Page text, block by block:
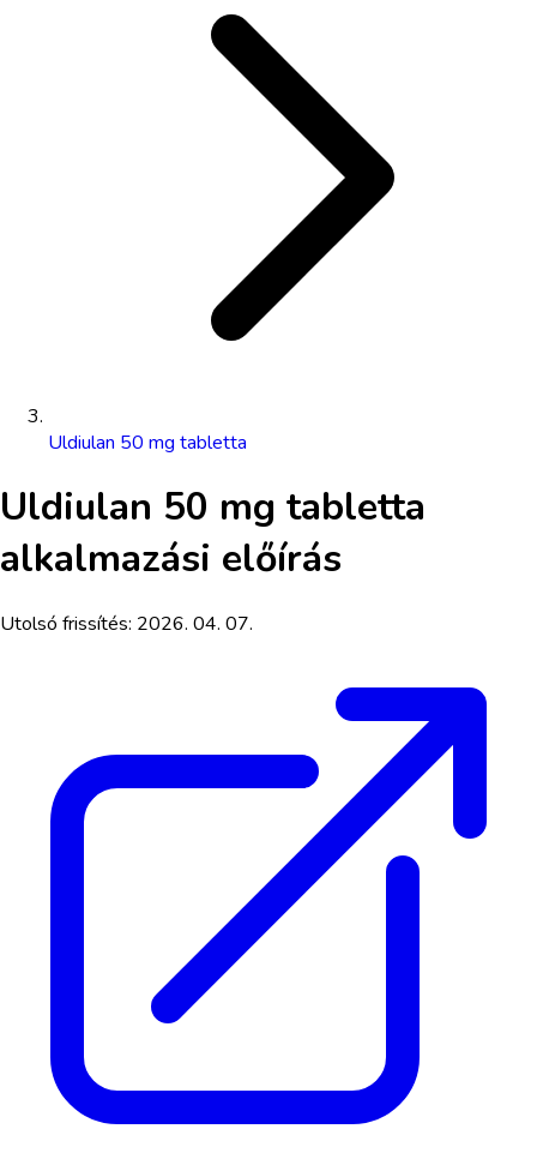
Uldiulan 50 mg tabletta
Uldiulan 50 mg tabletta
alkalmazási előírás
Utolsó frissítés: 2026. 04. 07.